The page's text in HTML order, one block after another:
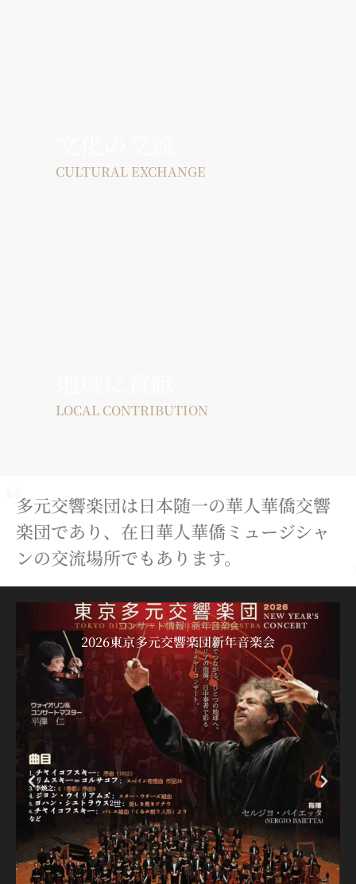
CULTURAL EXCHANGE
LOCAL CONTRIBUTION
多元交響楽団は日本随一の華人華僑交響
楽団であり、在日華人華僑ミュージシャ
ンの交流場所でもあります。
コンサート情報|新年音楽会
2026東京多元交響楽団新年音楽会